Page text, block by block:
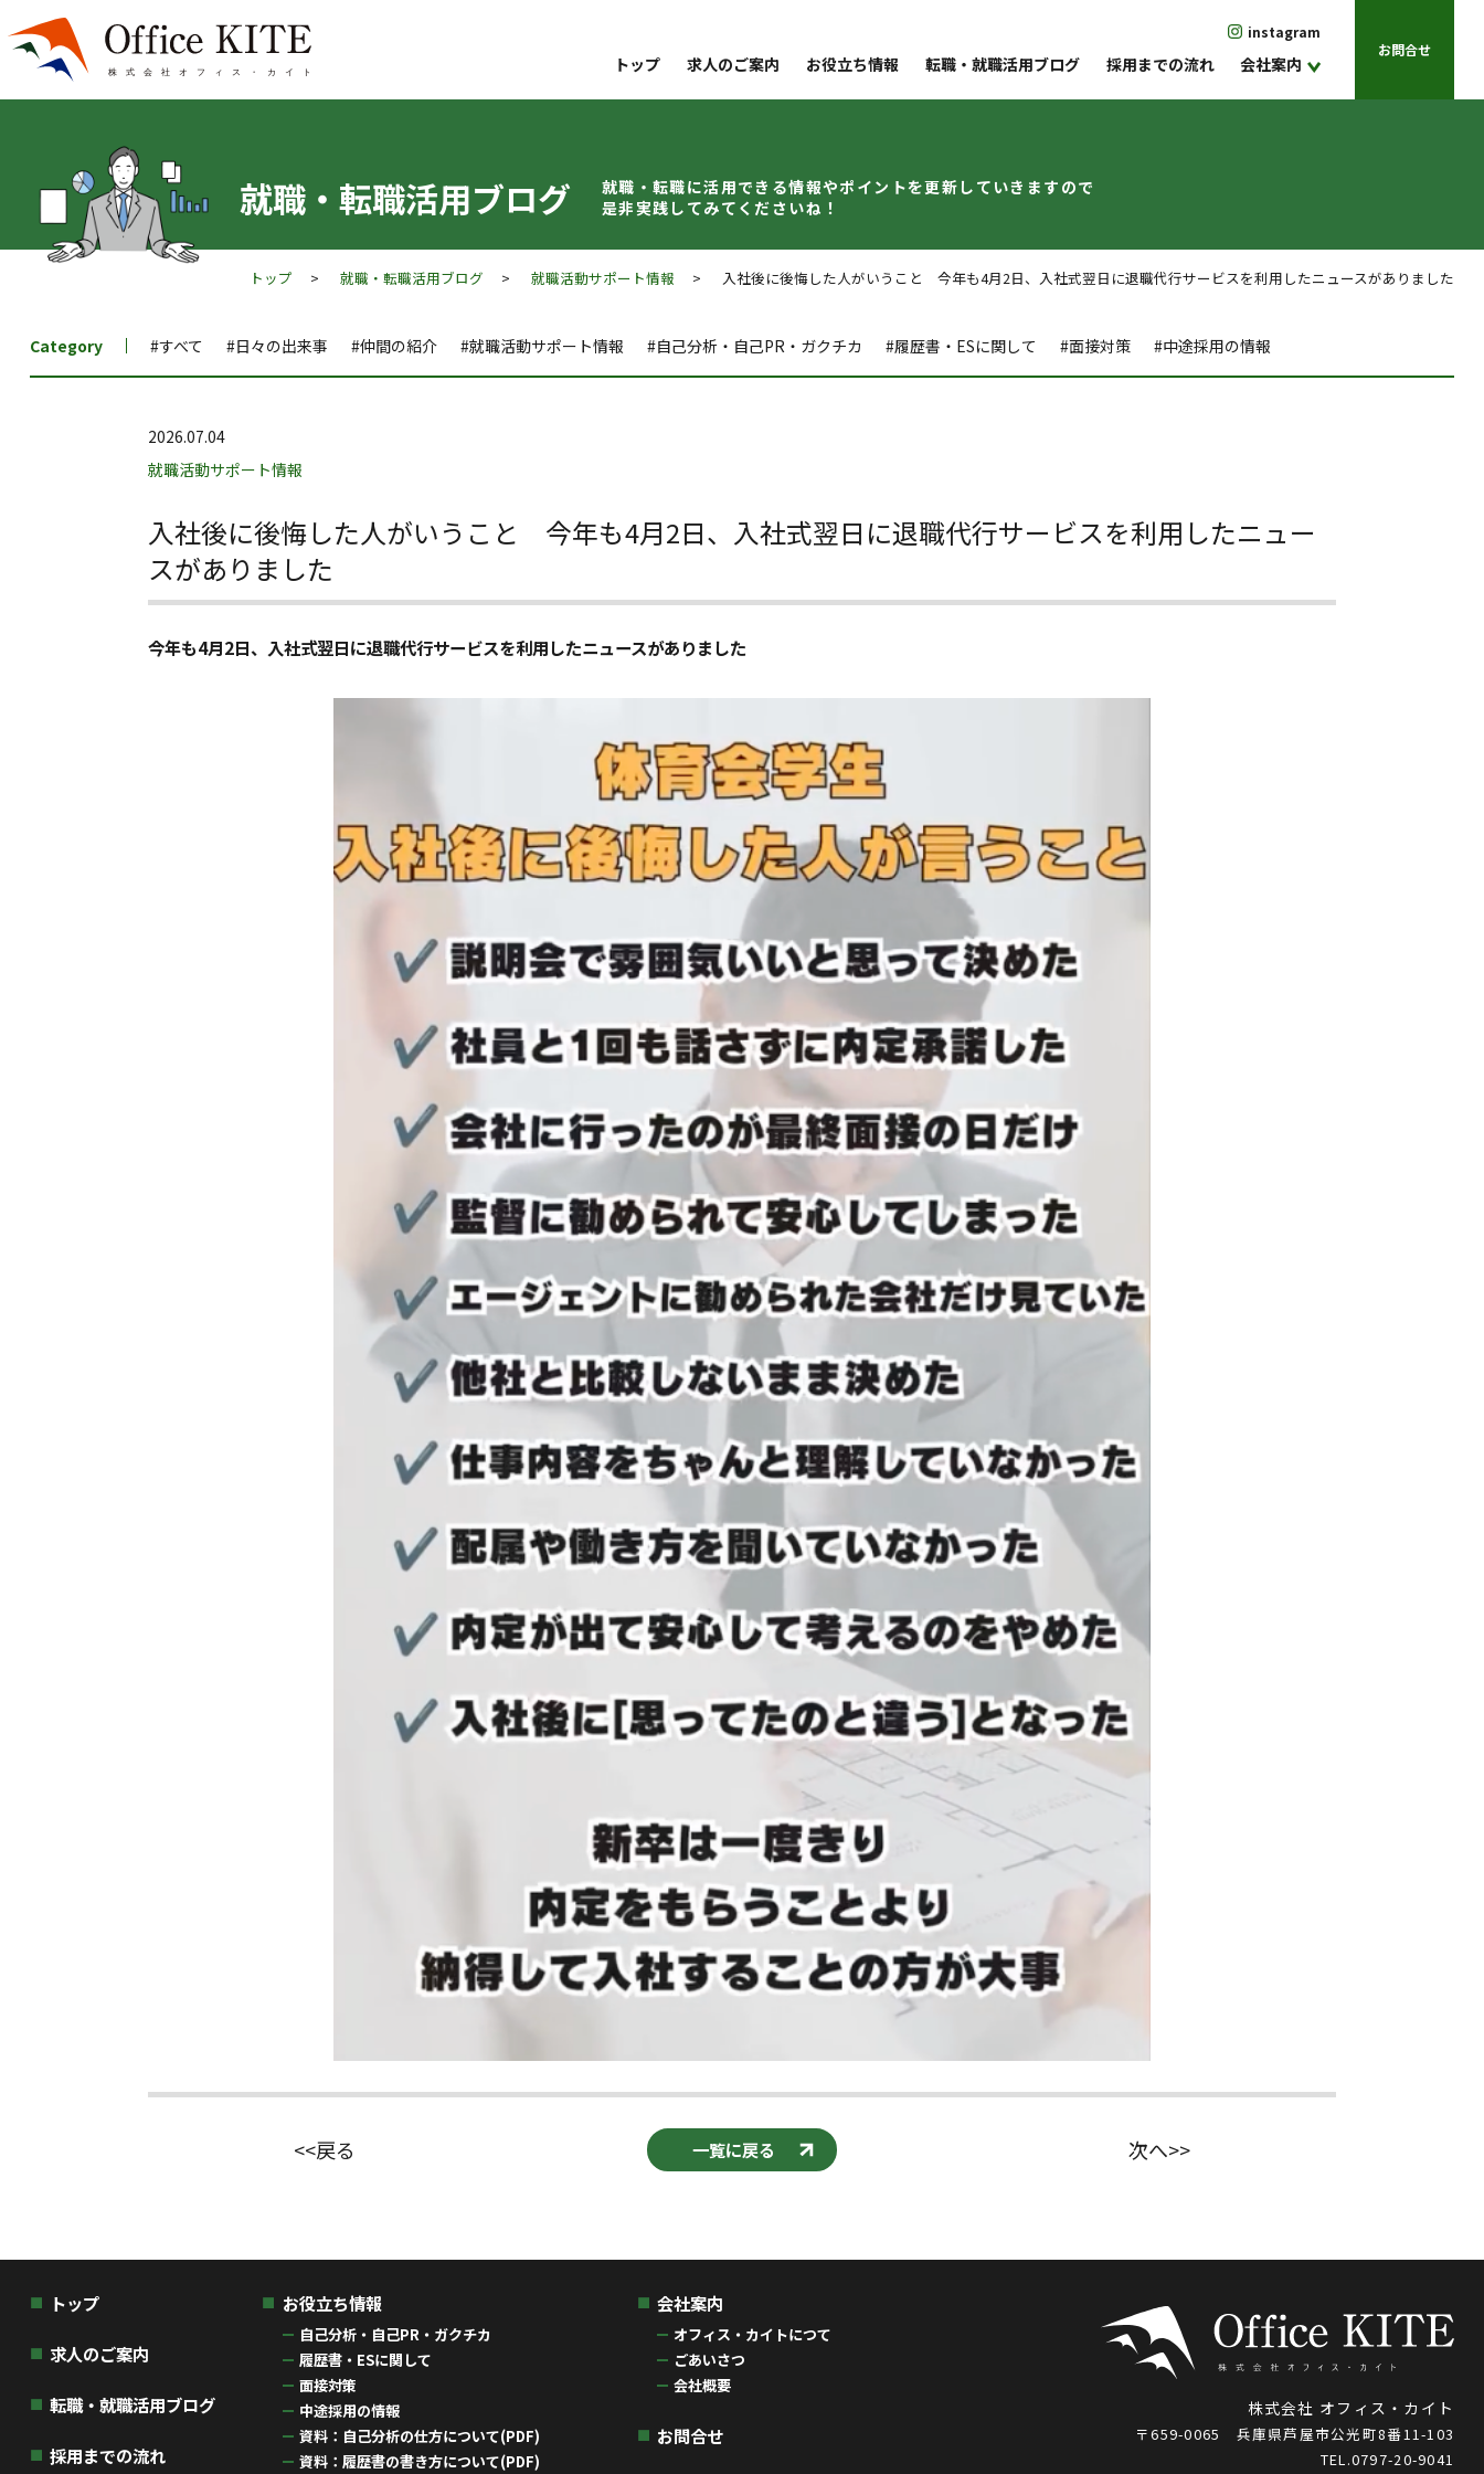
instagram
トップ 求人のご案内 お役立ち情報 転職・就職活用ブログ 採用までの流れ 会社案内
お問合せ
就職・転職活用ブログ 就職・転職に活用できる情報やポイントを更新していきますので
是非実践してみてくださいね！
トップ >就職・転職活用ブログ >就職活動サポート情報 > 入社後に後悔した人がいうこと 今年も4月2日、入社式翌日に退職代行サービスを利用したニュースがありました
Category #すべて #日々の出来事 #仲間の紹介 #就職活動サポート情報 #自己分析・自己PR・ガクチカ #履歴書・ESに関して #面接対策 #中途採用の情報
2026.07.04
就職活動サポート情報
入社後に後悔した人がいうこと 今年も4月2日、入社式翌日に退職代行サービスを利用したニュー
スがありました
今年も4月2日、入社式翌日に退職代行サービスを利用したニュースがありました
<<戻る 一覧に戻る 次へ>>
トップ
求人のご案内
転職・就職活用ブログ
採用までの流れ
お役立ち情報
自己分析・自己PR・ガクチカ
履歴書・ESに関して
面接対策
中途採用の情報
資料：自己分析の仕方について(PDF)
資料：履歴書の書き方について(PDF)
会社案内
オフィス・カイトにつて
ごあいさつ
会社概要
お問合せ
株式会社 オフィス・カイト
〒659-0065 兵庫県芦屋市公光町8番11-103
TEL.0797-20-9041